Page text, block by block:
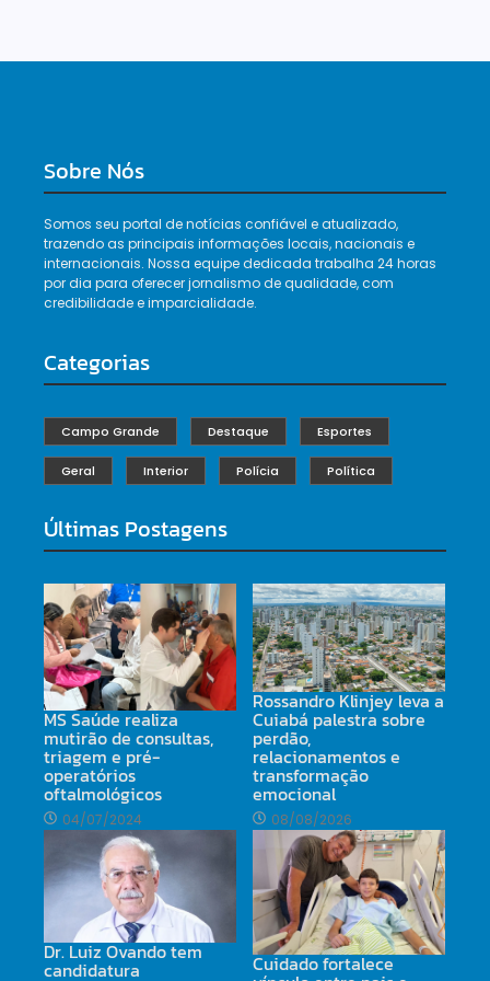
Sobre Nós
Somos seu portal de notícias confiável e atualizado,
trazendo as principais informações locais, nacionais e
internacionais. Nossa equipe dedicada trabalha 24 horas
por dia para oferecer jornalismo de qualidade, com
credibilidade e imparcialidade.
Categorias
Campo Grande Destaque Esportes
Geral Interior Polícia Política
Últimas Postagens
MS Saúde realiza
mutirão de consultas,
triagem e pré-
operatórios
oftalmológicos
04/07/2024
Rossandro Klinjey leva a
Cuiabá palestra sobre
perdão,
relacionamentos e
transformação
emocional
08/08/2026
Dr. Luiz Ovando tem
candidatura Cuidado fortalece